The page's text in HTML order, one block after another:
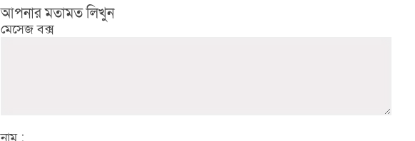
আপনার মতামত লিখুন
মেসেজ বক্স
নাম :